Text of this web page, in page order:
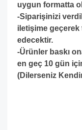
uygun formatta
-Siparişinizi
iletişime geçerek
edecektir.
-Ürünler baskı
en geç 10 gün
(Dilerseniz